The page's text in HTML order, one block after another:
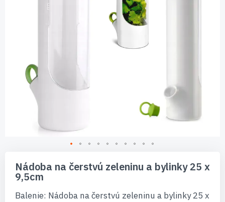
začiatok
galérie
Nádoba na čerstvú zeleninu a bylinky 25 x
9,5cm
Balenie: Nádoba na čerstvú zeleninu a bylinky 25 x